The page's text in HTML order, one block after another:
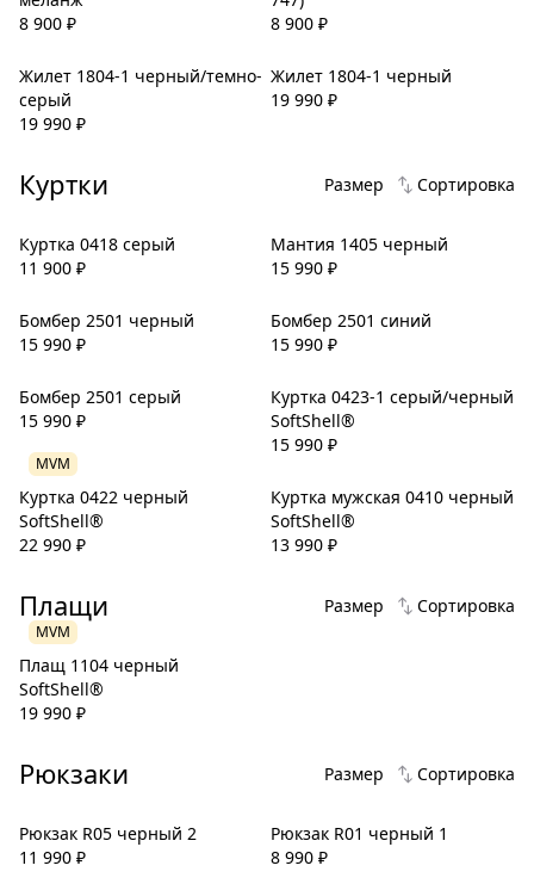
8 900 ₽
8 900 ₽
Жилет 1804-1 черный/темно-
серый
19 990 ₽
Жилет 1804-1 черный
19 990 ₽
Куртки Размер Сортировка
Куртка 0418 серый
11 900 ₽
Мантия 1405 черный
15 990 ₽
Бомбер 2501 черный
15 990 ₽
Бомбер 2501 синий
15 990 ₽
Бомбер 2501 серый
15 990 ₽
Куртка 0423-1 серый/черный
SoftShell®
15 990 ₽
MVM
Куртка 0422 черный
SoftShell®
22 990 ₽
Куртка мужская 0410 черный
SoftShell®
13 990 ₽
Плащи Размер Сортировка
MVM
Плащ 1104 черный
SoftShell®
19 990 ₽
Рюкзаки Размер Сортировка
Рюкзак R05 черный 2
11 990 ₽
Рюкзак R01 черный 1
8 990 ₽